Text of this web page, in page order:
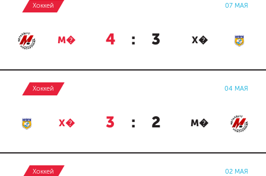
Хоккей 07 МАЯ
М� 4 : 3 Х�
Хоккей 04 МАЯ
Х� 3 : 2 М�
Хоккей 02 МАЯ